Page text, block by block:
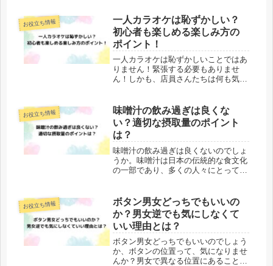
一升は何合で炊いたご飯は何グラムな
のか、ちゃわんで何杯分あるのかにつ
い...
お役立ち情報
一人カラオケは恥ずかしい？
初心者も楽しめる楽しみ方の
ポイント！
一人カラオケは恥ずかしいことではあ
りません！緊張する必要もありませ
ん！しかも、店員さんたちは何も気に
事では、一人カラオケは恥ずかしいの
か、初心者でも一人カラオケを楽しめ
る楽...
お役立ち情報
味噌汁の飲み過ぎは良くな
い？適切な摂取量のポイント
は？
味噌汁の飲み過ぎは良くないのでしょ
うか。味噌汁は日本の伝統的な食文化
の一部であり、多くの人々にとって健
に味噌汁を飲み過ぎると、健康に悪影
響を与える可能性があります。この記
事...
お役立ち情報
ボタン男女どっちでもいいの
か？男女逆でも気にしなくて
いい理由とは？
ボタン男女どっちでもいいのでしょう
か、ボタンの位置って、気になりませ
んか？男女で異なる位置にあることが